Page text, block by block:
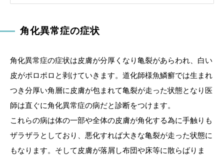
角化異常症の症状
角化異常症の症状は皮膚が分厚くなり亀裂があらわれ、白い
皮がポロポロと剥けていきます。道化師様魚鱗癬では生まれ
つき分厚い角層に皮膚が包まれて亀裂が走った状態となり医
師は直ぐに角化異常症の病だと診断をつけます。
これらの病は体の一部や全体の皮膚が角化する為に手触りも
ザラザラとしており、悪化すれば大きな亀裂が走った状態に
もなります。そして皮膚が落屑し布団や床等に散らばりま